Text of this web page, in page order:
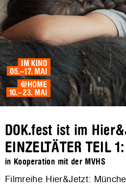
DOK.fest ist im
EINZELTÄTER TEIL
in Kooperation mit der MVHS
Filmreihe Hier&Jetzt: